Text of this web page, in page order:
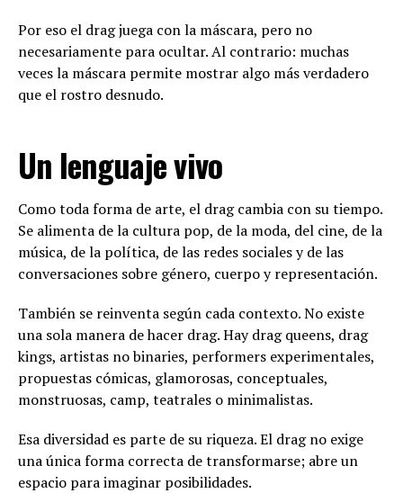
Por eso el drag juega con la máscara, pero no
necesariamente para ocultar. Al contrario: muchas
veces la máscara permite mostrar algo más verdadero
que el rostro desnudo.
Un lenguaje vivo
Como toda forma de arte, el drag cambia con su tiempo.
Se alimenta de la cultura pop, de la moda, del cine, de la
música, de la política, de las redes sociales y de las
conversaciones sobre género, cuerpo y representación.
También se reinventa según cada contexto. No existe
una sola manera de hacer drag. Hay drag queens, drag
kings, artistas no binaries, performers experimentales,
propuestas cómicas, glamorosas, conceptuales,
monstruosas, camp, teatrales o minimalistas.
Esa diversidad es parte de su riqueza. El drag no exige
una única forma correcta de transformarse; abre un
espacio para imaginar posibilidades.